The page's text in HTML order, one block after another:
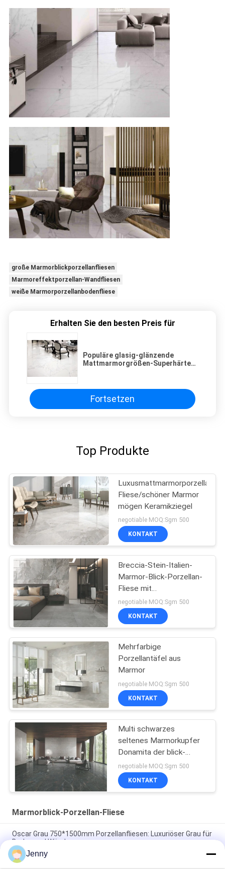
große Marmorblickporzellanfliesen
Marmoreffektporzellan-Wandfliesen
weiße Marmorporzellanbodenfliese
Erhalten Sie den besten Preis für
Populäre glasig-glänzende
Mattmarmorgrößen-Superhärte
Fortsetzen
Top Produkte
Luxusmattmarmorporzellan-
Fliese/schöner Marmor
mögen Keramikziegel
negotiable MOQ:Sgm 500
KONTAKT
Breccia-Stein-Italien-
Marmor-Blick-Porzellan-
Fliese mit
Polier-/Mattoberfläche
negotiable MOQ:Sgm 500
KONTAKT
Mehrfarbige
Porzellantäfel aus
Marmor
negotiable MOQ:Sgm 500
KONTAKT
Multi schwarzes
seltenes Marmorkupfer
Donamita der blick-
Porzellan-Fliesen-
Größen-24x48
negotiable MOQ:Sgm 500
KONTAKT
Marmorblick-Porzellan-Fliese
Oscar Grau 750*1500mm Porzellanfliesen: Luxuriöser Grau für
Boden und Wände
Grüne Porzellanfliesen: 750*1500 mm, 9,5 mm dick, Marmor-
Jenny